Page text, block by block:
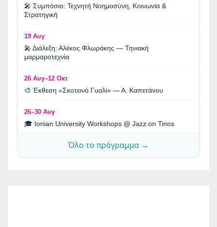
🎤 Συμπόσιο: Τεχνητή Νοημοσύνη, Κοινωνία &
Στρατηγική
19 Αυγ
🎤 Διάλεξη: Αλέκος Φλωράκης — Τηνιακή
μαρμαροτεχνία
26 Αυγ–12 Οκτ
🎨 Έκθεση «Σκοτεινό Γυαλί» — Α. Καπετάνου
26–30 Αυγ
🎓 Ionian University Workshops @ Jazz on Tinos
Όλο το πρόγραμμα →